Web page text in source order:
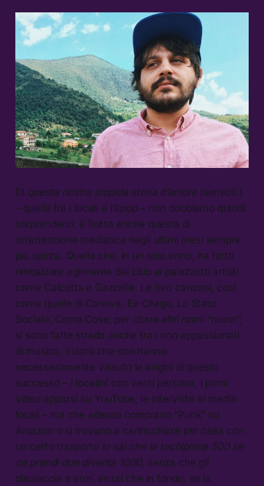
Di questa nostra stupida storia d’amore (semicit.)
– quella fra i locali e l’itpop – non dobbiamo quindi
sorprenderci: è frutto anche questa di
un’attenzione mediatica negli ultimi mesi sempre
più spinta. Quella che, in un solo anno, ha fatto
rimbalzare agilmente dai club ai palazzetti artisti
come Calcutta e Gazzelle. Le loro canzoni, così
come quelle di Canova, Ex-Otago, Lo Stato
Sociale, Coma Cose, per citare altri nomi “nuovi”,
si sono fatte strada anche tra i non appassionati
di musica, coloro che non hanno
necessariamente vissuto le origini di questo
successo – i localini con venti persone, i primi
video apparsi su YouTube, le interviste ai media
locali – ma che adesso comprano “Punk” su
Amazon o si trovano a canticchiare per casa con
un certo trasporto lo sai che la tachipirina 500 se
ne prendi due diventa 1000, senza che gli
dispiaccia e anzi, sicuri che in fondo, se la